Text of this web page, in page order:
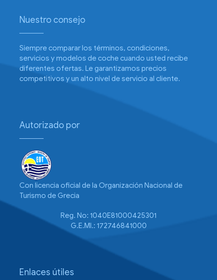
Nuestro consejo
Siempre comparar los términos, condiciones,
servicios y modelos de coche cuando usted recibe
diferentes ofertas. Le garantizamos precios
competitivos y un alto nivel de servicio al cliente.
Autorizado por
Con licencia oficial de la Organización Nacional de
Turismo de Grecia
Reg. No: 1040E81000425301
G.E.MI.: 172746841000
Enlaces útiles